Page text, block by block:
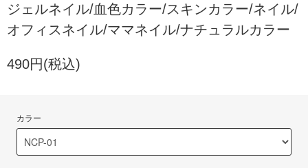
ジェルネイル/血色カラー/スキンカラー/ネイル/
オフィスネイル/ママネイル/ナチュラルカラー
490円(税込)
カラー